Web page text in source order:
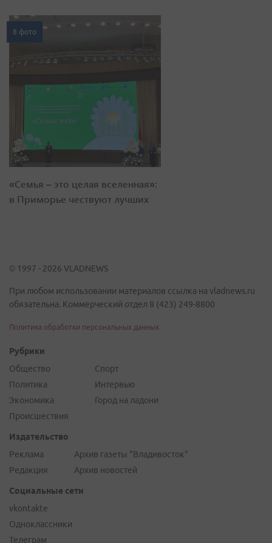
8 фото
«Семья – это целая вселенная»:
в Приморье чествуют лучших
© 1997 - 2026 VLADNEWS
При любом использовании материалов ссылка на vladnews.ru
обязательна. Коммерческий отдел 8 (423) 249-8800
Политика обработки персональных данных
Рубрики
Общество
Политика
Экономика
Происшествия
Спорт
Интервью
Город на ладони
Издательство
Реклама
Редакция
Архив газеты "Владивосток"
Архив новостей
Социальные сети
vkontakte
Одноклассники
Телеграм